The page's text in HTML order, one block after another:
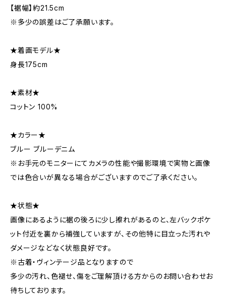
【裾幅】約21.5cm
※多少の誤差はご了承願います。
★着画モデル★
身長175cm
★素材★
コットン 100%
★カラー★
ブルー ブルーデニム
※お手元のモニターにてカメラの性能や撮影環境で実物と画像
では色合いが異なる場合がございますのでご了承ください。
★状態★
画像にあるように裾の後ろに少し擦れがあるのと、左バックポケ
ット付近を裏から補強していますが、その他特に目立った汚れや
ダメージなどなく状態良好です。
※古着・ヴィンテージ品となりますので
多少の汚れ、色褪せ、傷をご理解頂ける方からのお問い合わせお
待ちしております。